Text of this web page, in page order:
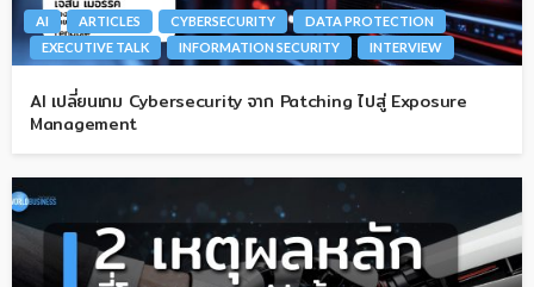
AI ARTICLES CYBERSECURITY
DATA PROTECTION
EXECUTIVE TALK
INFORMATION SECURITY INTERVIEW
AI เปลี่ยนเกม Cybersecurity จาก Patching ไปสู่ Exposure
Management